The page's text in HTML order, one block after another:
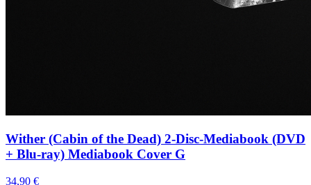
Wither (Cabin of the Dead) 2-Disc-Mediabook (DVD
+ Blu-ray) Mediabook Cover G
34,90 €